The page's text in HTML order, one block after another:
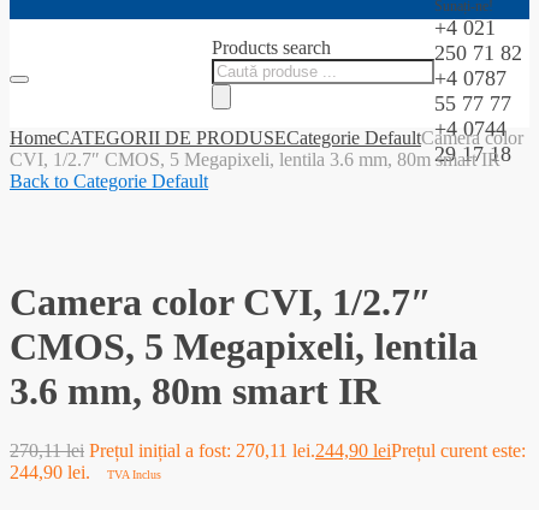
Products search
Sunați-ne!
+4 021
250 71 82
+4 0787
55 77 77
+4 0744
29 17 18
HomeCATEGORII DE PRODUSECategorie DefaultCamera color
CVI, 1/2.7″ CMOS, 5 Megapixeli, lentila 3.6 mm, 80m smart IR
Back to Categorie Default
Camera color CVI, 1/2.7″
CMOS, 5 Megapixeli, lentila
3.6 mm, 80m smart IR
270,11lei Prețul inițial a fost: 270,11 lei.244,90 leiPrețul curent este:
244,90 lei.
TVA Inclus